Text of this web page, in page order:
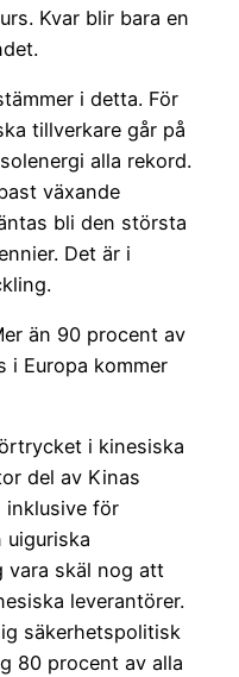
Kvar blir bara en
i detta. För
tillverkare går på
alla rekord.
växande
bli den största
Det är i
än 90 procent av
i Europa kommer
i kinesiska
del av Kinas
för
uiguriska
vara skäl nog att
leverantörer.
säkerhetspolitisk
80 procent av alla